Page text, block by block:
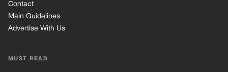
Contact
Main Guidelines
Advertise With Us
MUST READ